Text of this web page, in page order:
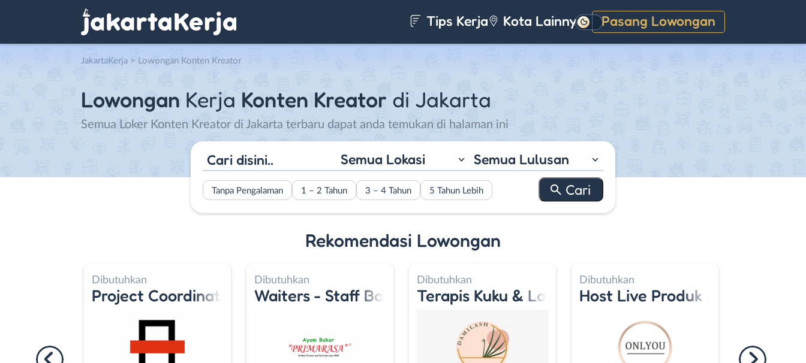
Tips Kerja Kota Lainnya Pasang Lowongan
Gelap
JakartaKerja > Lowongan Konten Kreator
Lowongan Kerja Konten Kreator di Jakarta
Semua Loker Konten Kreator di Jakarta terbaru dapat anda temukan di halaman ini
Semua Lokasi Semua Lulusan
Tanpa Pengalaman 1 – 2 Tahun 3 – 4 Tahun 5 Tahun Lebih
Rekomendasi Lowongan
Dibutuhkan
Project Coordinator
Dibutuhkan
Waiters - Staff Bar
Dibutuhkan
Terapis Kuku & Lash Extension
Dibutuhkan
Host Live Produk Kosmetik -